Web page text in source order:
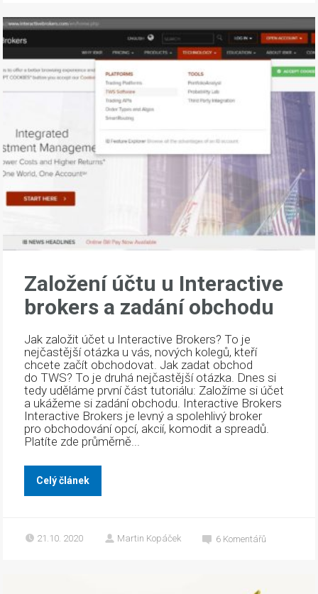
Založení účtu u Interactive
brokers a zadání obchodu
Jak založit účet u Interactive Brokers? To je
nejčastější otázka u vás, nových kolegů, kteří
chcete začít obchodovat. Jak zadat obchod
do TWS? To je druhá nejčastější otázka. Dnes si
tedy uděláme první část tutoriálu: Založíme si účet
a ukážeme si zadání obchodu. Interactive Brokers
Interactive Brokers je levný a spolehlivý broker
pro obchodování opcí, akcií, komodit a spreadů.
Platíte zde průměrně...
Celý článek
21.10. 2020 Martin Kopáček 6 Komentářů